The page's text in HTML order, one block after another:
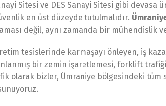
Sitesi ve DES Sanayi Sitesi gibi
en üst düzeyde tutulmalıdır.
değil, aynı zamanda bir mühendislik
tesislerinde karmaşayı önleyen, iş
bir zemin işaretlemesi, forklift
olarak bizler, Ümraniye bölgesindeki